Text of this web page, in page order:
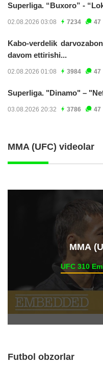
Superliga. “Buxoro” -
02.08.2026 03:08 7234 47
Kabo-verdelik
davom ettirishi...
02.08.2026 01:08 3984 47
Superliga. "Dinamo" –
03.08.2026 20:32 3786 47
MMA (UFC) videolar
ММА
UFC 310
Futbol obzorlar